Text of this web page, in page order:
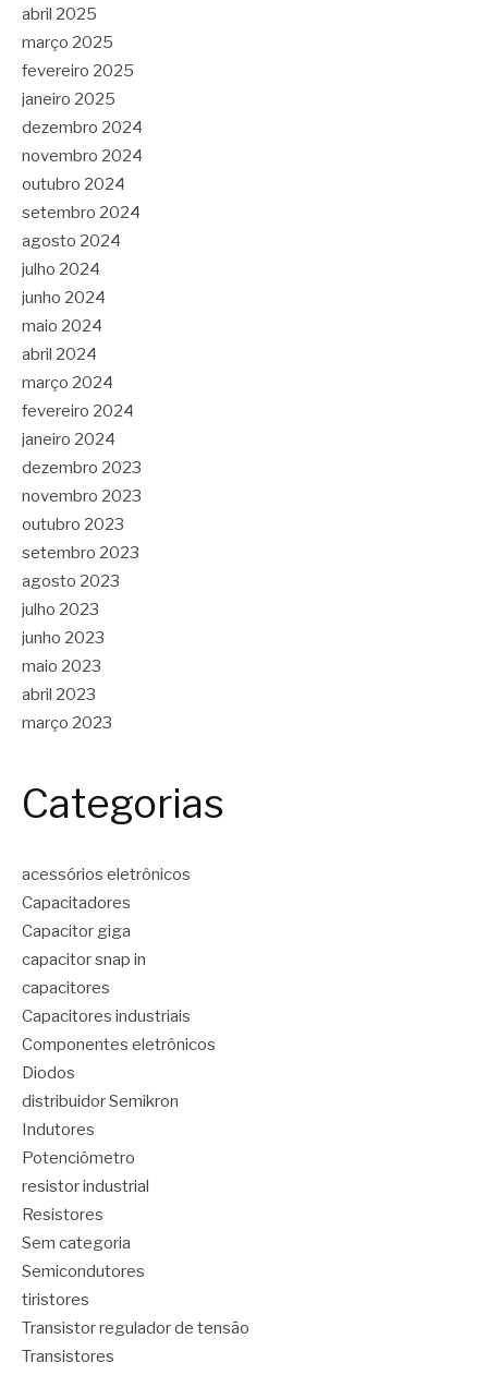
abril 2025
março 2025
fevereiro 2025
janeiro 2025
dezembro 2024
novembro 2024
outubro 2024
setembro 2024
agosto 2024
julho 2024
junho 2024
maio 2024
abril 2024
março 2024
fevereiro 2024
janeiro 2024
dezembro 2023
novembro 2023
outubro 2023
setembro 2023
agosto 2023
julho 2023
junho 2023
maio 2023
abril 2023
março 2023
Categorias
acessórios eletrônicos
Capacitadores
Capacitor giga
capacitor snap in
capacitores
Capacitores industriais
Componentes eletrônicos
Diodos
distribuidor Semikron
Indutores
Potenciômetro
resistor industrial
Resistores
Sem categoria
Semicondutores
tiristores
Transistor regulador de tensão
Transistores